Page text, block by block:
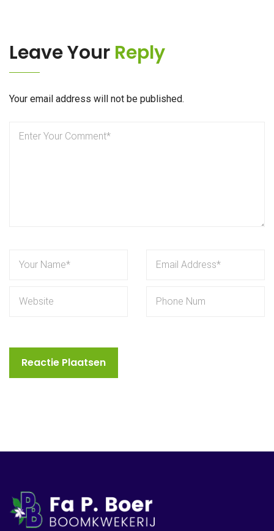
Leave Your Reply
Your email address will not be published.